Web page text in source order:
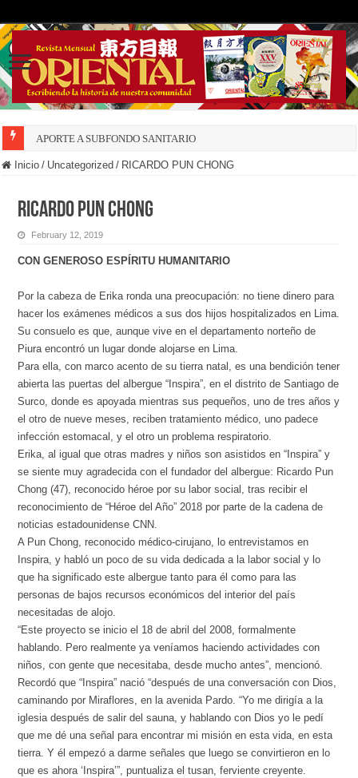
APORTE A SUBFONDO SANITARIO
Inicio / Uncategorized / RICARDO PUN CHONG
RICARDO PUN CHONG
February 12, 2019
CON GENEROSO ESPÍRITU HUMANITARIO
Por la cabeza de Erika ronda una preocupación: no tiene dinero para
hacer los exámenes médicos a sus dos hijos hospitalizados en Lima.
Su consuelo es que, aunque vive en el departamento norteño de
Piura encontró un lugar donde alojarse en Lima.
Para ella, con marco acento de su tierra natal, es una bendición tener
abierta las puertas del albergue “Inspira”, en el distrito de Santiago de
Surco, donde es apoyada mientras sus pequeños, uno de tres años y
el otro de nueve meses, reciben tratamiento médico, uno padece
infección estomacal, y el otro un problema respiratorio.
Erika, al igual que otras madres y niños son asistidos en “Inspira” y
se siente muy agradecida con el fundador del albergue: Ricardo Pun
Chong (47), reconocido héroe por su labor social, tras recibir el
reconocimiento de “Héroe del Año” 2018 por parte de la cadena de
noticias estadounidense CNN.
A Pun Chong, reconocido médico-cirujano, lo entrevistamos en
Inspira, y habló un poco de su vida dedicada a la labor social y lo
que ha significado este albergue tanto para él como para las
personas de bajos recursos económicos del interior del país
necesitadas de alojo.
“Este proyecto se inicio el 18 de abril del 2008, formalmente
hablando. Pero realmente ya veníamos haciendo actividades con
niños, con gente que necesitaba, desde mucho antes”, mencionó.
Recordó que “Inspira” nació “después de una conversación con Dios,
caminando por Miraflores, en la avenida Pardo. “Yo me dirigía a la
iglesia después de salir del sauna, y hablando con Dios yo le pedí
que me dé una señal para encontrar mi misión en esta vida, en esta
tierra. Y él empezó a darme señales que luego se convirtieron en lo
que es ahora ‘Inspira’”, puntualiza el tusan, ferviente creyente.